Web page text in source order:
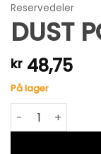
Reservedeler
DUST
kr 48,75
På lager
DUST PORT antall
Alternative: